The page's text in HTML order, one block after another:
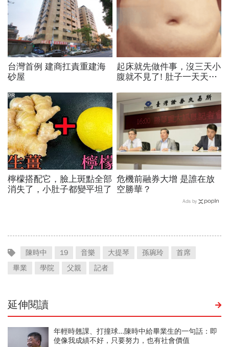
台灣首例 建商扛責重建海
砂屋
起床就先做件事，沒三天小
腹就不見了! 肚子一天天變
檸檬搭配它，臉上斑點全部
消失了，小肚子都變平坦了
PR
危機前融券大增 是誰在放
空勝華？
Ads by
陳時中 19 音樂 大提琴 孫琬玲
首席
畢業
學院 父親 記者
延伸閱讀
年輕時翹課、打撞球...陳時中給畢業生的一句話：即
使像我成績不好，只要努力，也有社會價值